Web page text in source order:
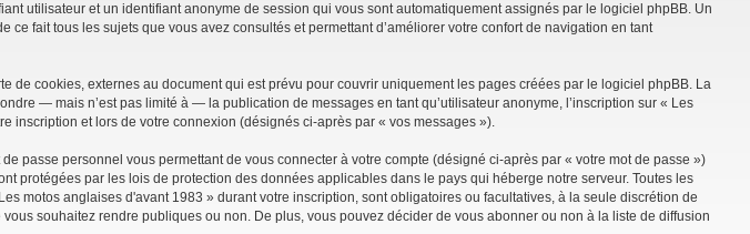
utilisateur et un identifiant anonyme de session qui vous sont automatiquement assignés par le logiciel phpBB. Un
fait tous les sujets que vous avez consultés et permettant d’améliorer votre confort de navigation en tant
cookies, externes au document qui est prévu pour couvrir uniquement les pages créées par le logiciel phpBB. La
— mais n’est pas limité à — la publication de messages en tant qu’utilisateur anonyme, l’inscription sur « Les
inscription et lors de votre connexion (désignés ci-après par « vos messages »).
passe personnel vous permettant de vous connecter à votre compte (désigné ci-après par « votre mot de passe »)
protégées par les lois de protection des données applicables dans le pays qui héberge notre serveur. Toutes les
motos anglaises d'avant 1983 » durant votre inscription, sont obligatoires ou facultatives, à la seule discrétion de
souhaitez rendre publiques ou non. De plus, vous pouvez décider de vous abonner ou non à la liste de diffusion